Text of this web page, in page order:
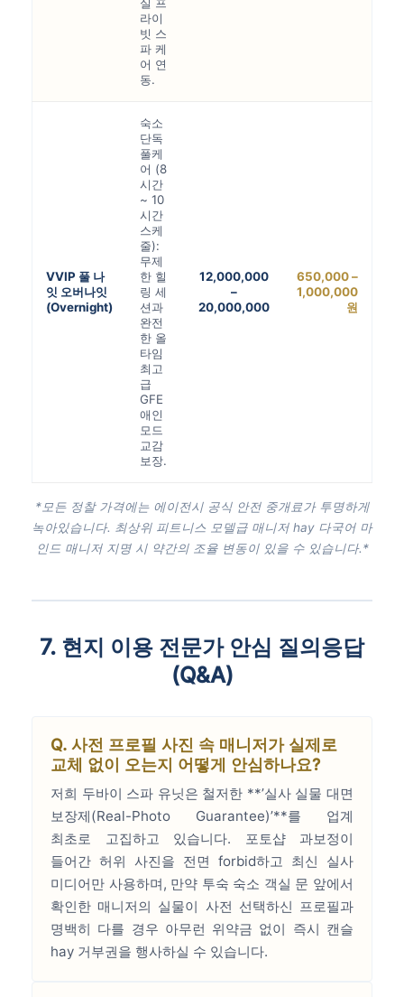
라이
빗 스
파 케
어 연
동.
VVIP 풀 나
잇 오버나잇
(Overnight)
숙소
단독
풀케
어 (8
시간
~ 10
시간
스케
줄):
무제
한 힐
링 세
션과
완전
한 올
타임
최고
급
GFE
애인
모드
교감
보장.
12,000,000
–
20,000,000
650,000 –
1,000,000
원
*모든 정찰 가격에는 에이전시 공식 안전 중개료가 투명하게
녹아있습니다. 최상위 피트니스 모델급 매니저 hay 다국어 마
인드 매니저 지명 시 약간의 조율 변동이 있을 수 있습니다.*
7. 현지 이용 전문가 안심 질의응답
(Q&A)
Q. 사전 프로필 사진 속 매니저가 실제로
교체 없이 오는지 어떻게 안심하나요?
저희 두바이 스파 유닛은 철저한 **’실사 실물 대면
보장제(Real-Photo Guarantee)’**를 업계
최초로 고집하고 있습니다. 포토샵 과보정이
들어간 허위 사진을 전면 forbid하고 최신 실사
미디어만 사용하며, 만약 투숙 숙소 객실 문 앞에서
확인한 매니저의 실물이 사전 선택하신 프로필과
명백히 다를 경우 아무런 위약금 없이 즉시 캔슬
hay 거부권을 행사하실 수 있습니다.